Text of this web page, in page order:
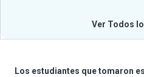
Ver Todos
Los estudiantes que tomaron